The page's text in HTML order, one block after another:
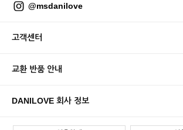
@msdanilove
고객센터
교환 반품 안내
DANILOVE 회사 정보